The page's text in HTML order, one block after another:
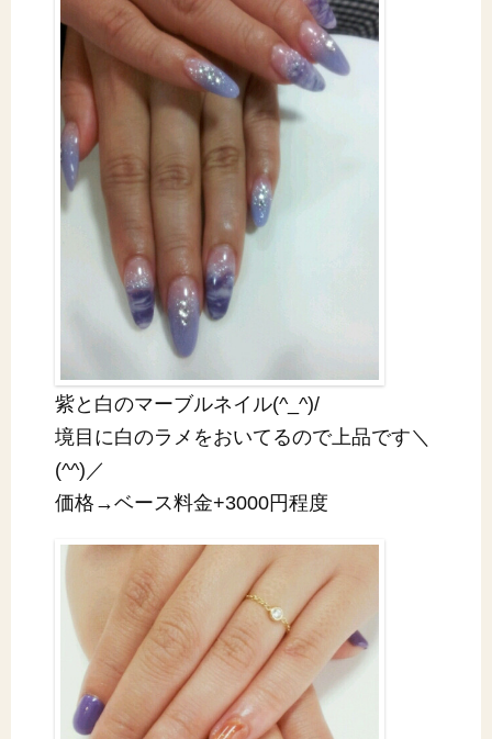
紫と白のマーブルネイル(^_^)/
境目に白のラメをおいてるので上品です＼
(^^)／
価格→ベース料金+3000円程度